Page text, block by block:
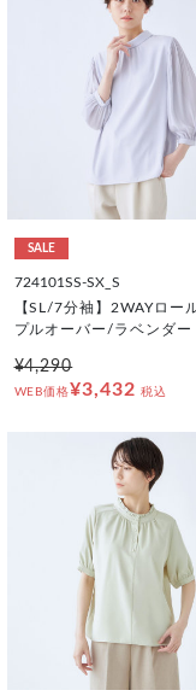
SALE
724101SS-SX_S
【SL/7分袖】2WAYロー
プルオーバー/ラベンダー
¥4,290
WEB価格¥3,432 税込